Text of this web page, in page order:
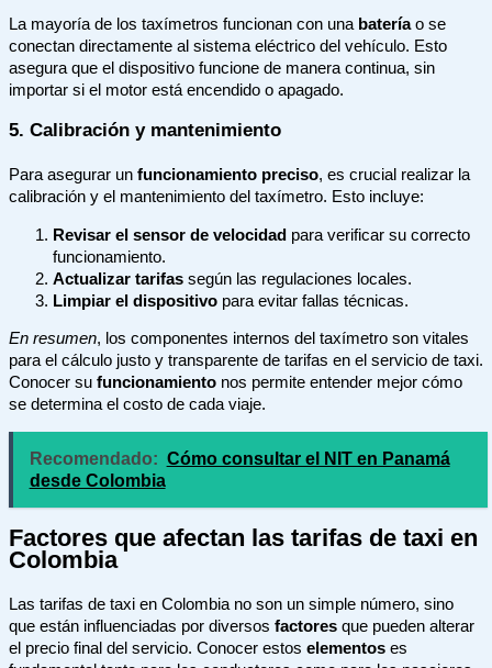
La mayoría de los taxímetros funcionan con una bateríao se
conectan directamente al sistema eléctrico del vehículo. Esto
asegura que el dispositivo funcione de manera continua, sin
importar si el motor está encendido o apagado.
5. Calibración y mantenimiento
Para asegurar un funcionamiento preciso, es crucial realizar la
calibración y el mantenimiento del taxímetro. Esto incluye:
Revisar el sensor de velocidad para verificar su correcto
funcionamiento.
Actualizar tarifas según las regulaciones locales.
Limpiar el dispositivo para evitar fallas técnicas.
En resumen, los componentes internos del taxímetro son vitales
para el cálculo justo y transparente de tarifas en el servicio de taxi.
Conocer su funcionamiento nos permite entender mejor cómo
se determina el costo de cada viaje.
Recomendado: Cómo consultar el NIT en Panamá
desde Colombia
Factores que afectan las tarifas de taxi en
Colombia
Las tarifas de taxi en Colombia no son un simple número, sino
que están influenciadas por diversos factores que pueden alterar
el precio final del servicio. Conocer estos elementos es